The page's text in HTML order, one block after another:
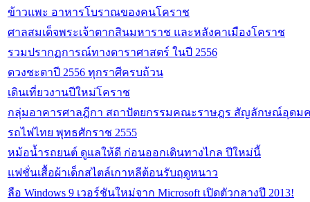
ข้าวแพะ อาหารโบราณของคนโคราช
ศาลสมเด็จพระเจ้าตากสินมหาราช และหลังคาเมืองโคราช
รวมปรากฏการณ์ทางดาราศาสตร์ ในปี 2556
ดวงชะตาปี 2556 ทุกราศีครบถ้วน
เดินเที่ยวงานปีใหม่โคราช
กลุ่มอาคารศาลฎีกา สถาปัตยกรรมคณะราษฎร สัญลักษณ์อุดม
รถไฟไทย พุทธศักราช 2555
หม้อน้ำรถยนต์ ดูแลให้ดี ก่อนออกเดินทางไกล ปีใหม่นี้
แฟชั่นเสื้อผ้าเด็กสไตล์เกาหลีต้อนรับฤดูหนาว
ลือ Windows 9 เวอร์ชันใหม่จาก Microsoft เปิดตัวกลางปี 2013!